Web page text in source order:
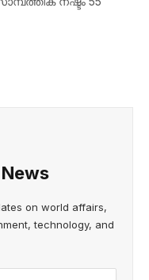
on world affairs,
technology, and